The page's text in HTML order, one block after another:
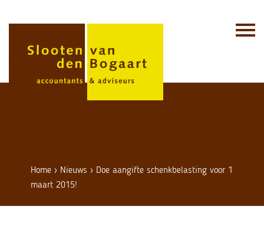
Home › Nieuws › Doe aangifte schenkbelasting voor 1
maart 2015!